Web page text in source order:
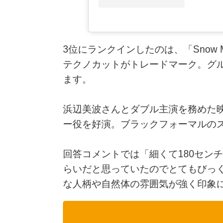
3位にランクインしたのは、「Snow
テクノカットがトレードマーク。グ
ます。
浜辺美波さんとダブル主演を務めた
ー役を好演。ブラックフォーマルの
回答コメントでは「細くて180セン
らいだと思っていたのでとてもびっ
な人柄や自然体の雰囲気が強く印象